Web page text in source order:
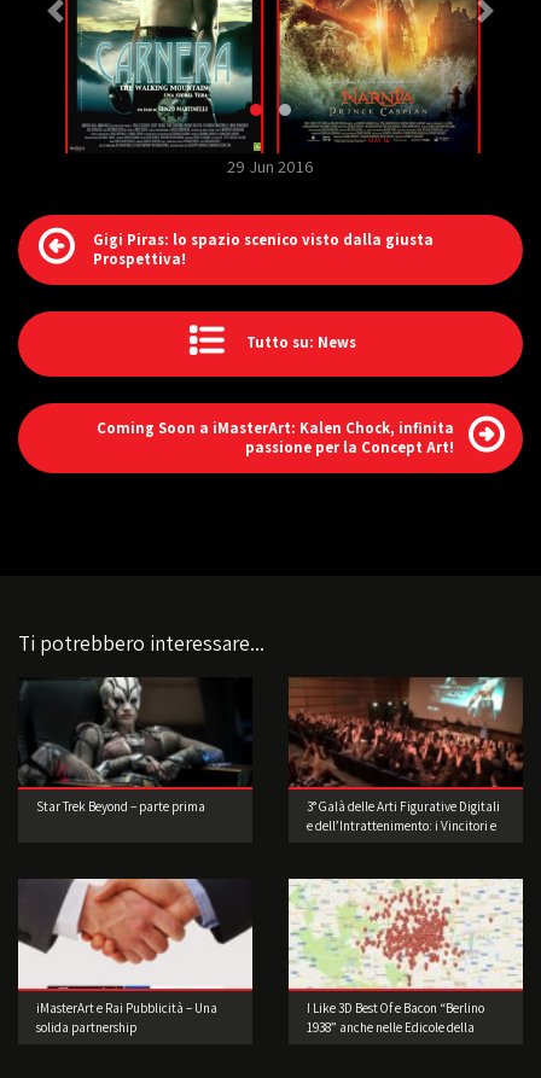
29 Jun 2016
Gigi Piras: lo spazio scenico visto dalla giusta
Prospettiva!
Tutto su: News
Coming Soon a iMasterArt: Kalen Chock, infinita
passione per la Concept Art!
Ti potrebbero interessare...
Star Trek Beyond – parte prima
3° Galà delle Arti Figurative Digitali
e dell’Intrattenimento: i Vincitori e
iMasterArt e Rai Pubblicità – Una
solida partnership
I Like 3D Best Of e Bacon “Berlino
1938” anche nelle Edicole della